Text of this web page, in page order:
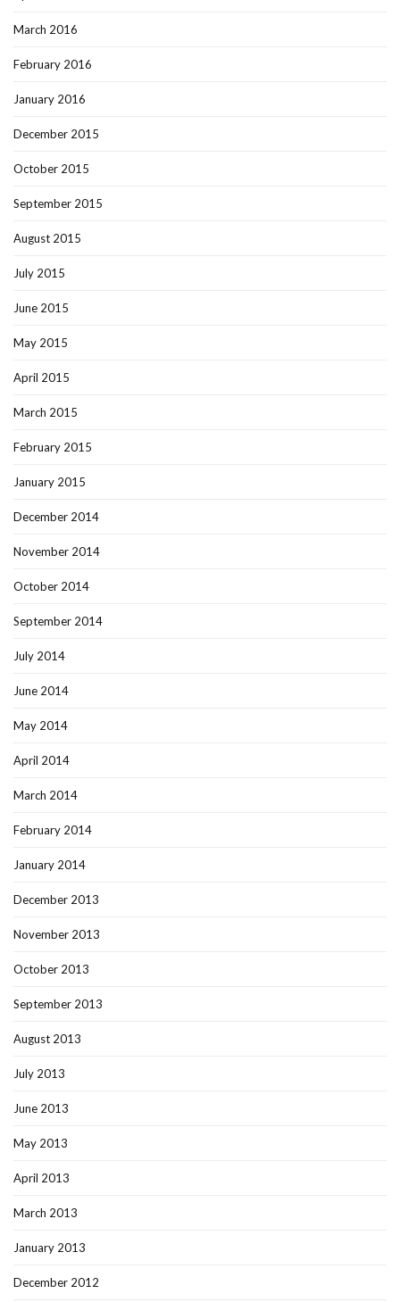
March 2016
February 2016
January 2016
December 2015
October 2015
September 2015
August 2015
July 2015
June 2015
May 2015
April 2015
March 2015
February 2015
January 2015
December 2014
November 2014
October 2014
September 2014
July 2014
June 2014
May 2014
April 2014
March 2014
February 2014
January 2014
December 2013
November 2013
October 2013
September 2013
August 2013
July 2013
June 2013
May 2013
April 2013
March 2013
January 2013
December 2012